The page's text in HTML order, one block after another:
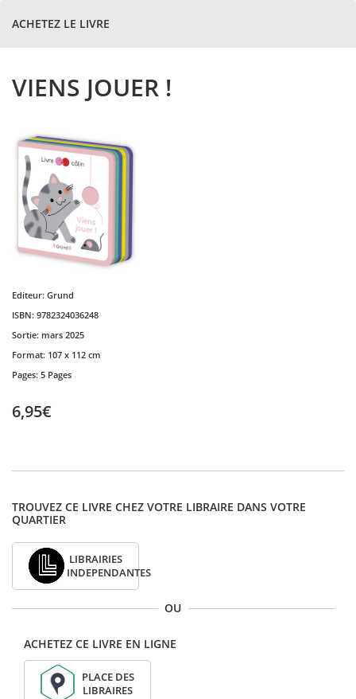
ACHETEZ LE LIVRE
VIENS JOUER !
Editeur: Grund
ISBN: 9782324036248
Sortie: mars 2025
Format: 107 x 112 cm
Pages: 5 Pages
6,95€
TROUVEZ CE LIVRE CHEZ VOTRE LIBRAIRE DANS VOTRE
QUARTIER
LIBRAIRIES
INDEPENDANTES
OU
ACHETEZ CE LIVRE EN LIGNE
PLACE DES
LIBRAIRES